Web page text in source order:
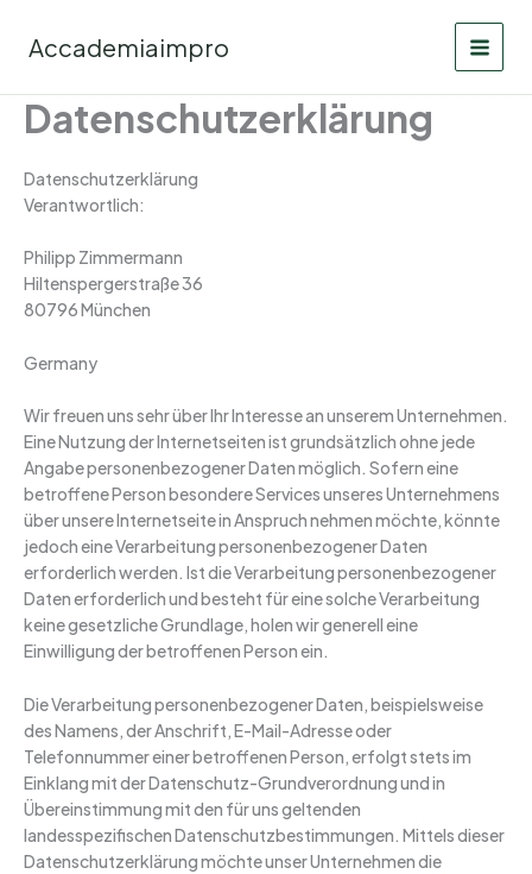
Inhalt
springen
Accademiaimpro
Datenschutzerklärung
Datenschutzerklärung
Verantwortlich:
Philipp Zimmermann
Hiltenspergerstraße 36
80796 München
Germany
Wir freuen uns sehr über Ihr Interesse an unserem Unternehmen.
Eine Nutzung der Internetseiten ist grundsätzlich ohne jede
Angabe personenbezogener Daten möglich. Sofern eine
betroffene Person besondere Services unseres Unternehmens
über unsere Internetseite in Anspruch nehmen möchte, könnte
jedoch eine Verarbeitung personenbezogener Daten
erforderlich werden. Ist die Verarbeitung personenbezogener
Daten erforderlich und besteht für eine solche Verarbeitung
keine gesetzliche Grundlage, holen wir generell eine
Einwilligung der betroffenen Person ein.
Die Verarbeitung personenbezogener Daten, beispielsweise
des Namens, der Anschrift, E-Mail-Adresse oder
Telefonnummer einer betroffenen Person, erfolgt stets im
Einklang mit der Datenschutz-Grundverordnung und in
Übereinstimmung mit den für uns geltenden
landesspezifischen Datenschutzbestimmungen. Mittels dieser
Datenschutzerklärung möchte unser Unternehmen die